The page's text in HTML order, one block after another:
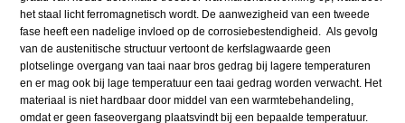
het staal licht ferromagnetisch wordt. De aanwezigheid van een tweede
fase heeft een nadelige invloed op de corrosiebestendigheid. Als gevolg
van de austenitische structuur vertoont de kerfslagwaarde geen
plotselinge overgang van taai naar bros gedrag bij lagere temperaturen
en er mag ook bij lage temperatuur een taai gedrag worden verwacht. Het
materiaal is niet hardbaar door middel van een warmtebehandeling,
omdat er geen faseovergang plaatsvindt bij een bepaalde temperatuur.